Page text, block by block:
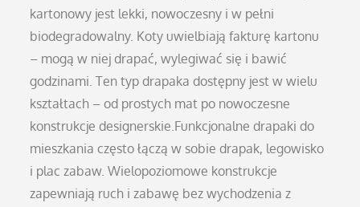
kartonowy jest lekki, nowoczesny i w pełni
biodegradowalny. Koty uwielbiają fakturę kartonu
– mogą w niej drapać, wylegiwać się i bawić
godzinami. Ten typ drapaka dostępny jest w wielu
kształtach – od prostych mat po nowoczesne
konstrukcje designerskie.Funkcjonalne drapaki do
mieszkania często łączą w sobie drapak, legowisko
i plac zabaw. Wielopoziomowe konstrukcje
zapewniają ruch i zabawę bez wychodzenia z